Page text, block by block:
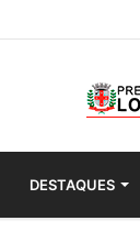
DESTAQUES